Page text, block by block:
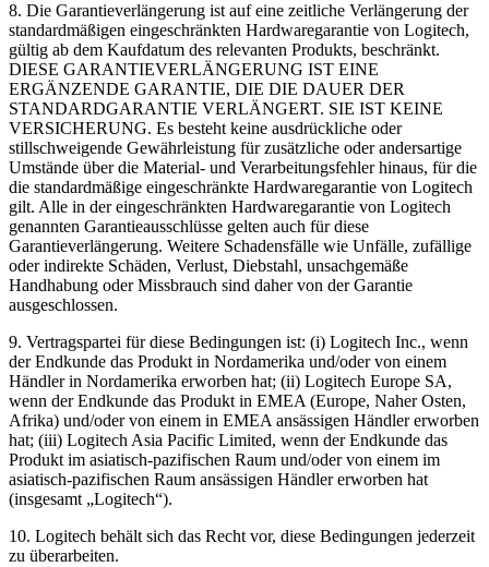
8. Die Garantieverlängerung ist auf eine zeitliche Verlängerung der
standardmäßigen eingeschränkten Hardwaregarantie von Logitech,
gültig ab dem Kaufdatum des relevanten Produkts, beschränkt.
DIESE GARANTIEVERLÄNGERUNG IST EINE
ERGÄNZENDE GARANTIE, DIE DIE DAUER DER
STANDARDGARANTIE VERLÄNGERT. SIE IST KEINE
VERSICHERUNG. Es besteht keine ausdrückliche oder
stillschweigende Gewährleistung für zusätzliche oder andersartige
Umstände über die Material- und Verarbeitungsfehler hinaus, für die
die standardmäßige eingeschränkte Hardwaregarantie von Logitech
gilt. Alle in der eingeschränkten Hardwaregarantie von Logitech
genannten Garantieausschlüsse gelten auch für diese
Garantieverlängerung. Weitere Schadensfälle wie Unfälle, zufällige
oder indirekte Schäden, Verlust, Diebstahl, unsachgemäße
Handhabung oder Missbrauch sind daher von der Garantie
ausgeschlossen.
9. Vertragspartei für diese Bedingungen ist: (i) Logitech Inc., wenn
der Endkunde das Produkt in Nordamerika und/oder von einem
Händler in Nordamerika erworben hat; (ii) Logitech Europe SA,
wenn der Endkunde das Produkt in EMEA (Europe, Naher Osten,
Afrika) und/oder von einem in EMEA ansässigen Händler erworben
hat; (iii) Logitech Asia Pacific Limited, wenn der Endkunde das
Produkt im asiatisch-pazifischen Raum und/oder von einem im
asiatisch-pazifischen Raum ansässigen Händler erworben hat
(insgesamt „Logitech“).
10. Logitech behält sich das Recht vor, diese Bedingungen jederzeit
zu überarbeiten.